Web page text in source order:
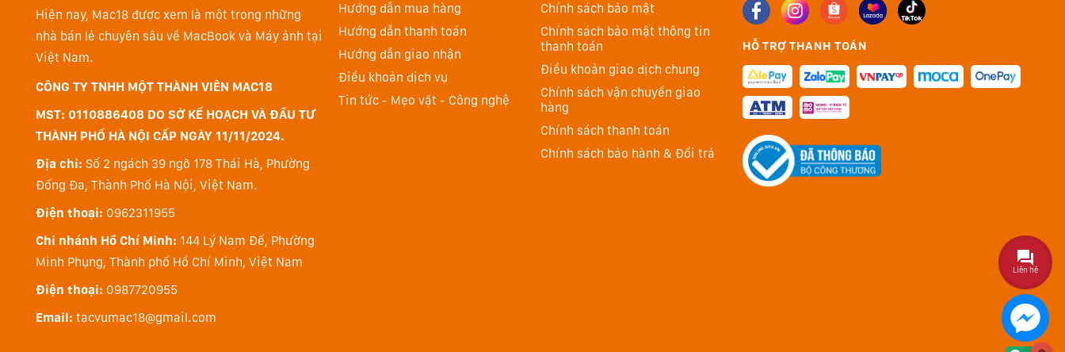
Hiện nay, Mac18 được xem là một trong những
nhà bán lẻ chuyên sâu về MacBook và Máy ảnh tại
Việt Nam.
CÔNG TY TNHH MỘT THÀNH VIÊN MAC18
MST: 0110886408 DO SỞ KẾ HOẠCH VÀ ĐẦU TƯ
THÀNH PHỐ HÀ NỘI CẤP NGÀY 11/11/2024.
Địa chỉ: Số 2 ngách 39 ngõ 178 Thái Hà, Phường
Đống Đa, Thành Phố Hà Nội, Việt Nam.
Điện thoại: 0962311955
Chi nhánh Hồ Chí Minh: 144 Lý Nam Đế, Phường
Minh Phụng, Thành phố Hồ Chí Minh, Việt Nam
Điện thoại: 0987720955
Email: tacvumac18@gmail.com
Hướng dẫn mua hàng
Hướng dẫn thanh toán
Hướng dẫn giao nhận
Điều khoản dịch vụ
Tin tức - Mẹo vặt - Công nghệ
Chính sách bảo mật
Chính sách bảo mật thông tin
thanh toán
Điều khoản giao dịch chung
Chính sách vận chuyển giao
hàng
Chính sách thanh toán
Chính sách bảo hành & Đổi trả
HỖ TRỢ THANH TOÁN
Liên hệ